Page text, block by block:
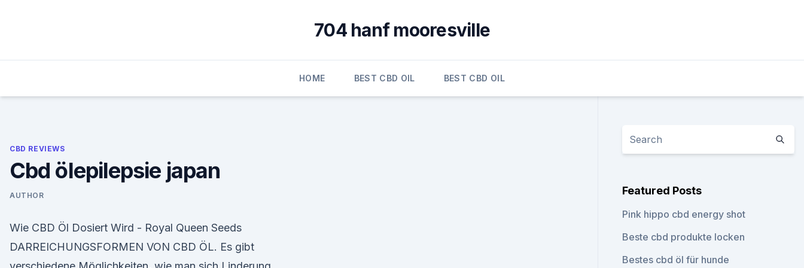
704 hanf mooresville
HOME BEST CBD OIL BEST CBD OIL
CBD REVIEWS
Cbd ölepilepsie japan
AUTHOR
Wie CBD Öl Dosiert Wird - Royal Queen Seeds
DARREICHUNGSFORMEN VON CBD ÖL. Es gibt
Featured Posts
Pink hippo cbd energy shot
Beste cbd produkte locken
Bestes cbd öl für hunde